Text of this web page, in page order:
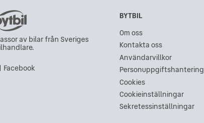
av bilar från Sveriges
Facebook
BYTBIL
Om oss
Kontakta oss
Användarvillkor
Personuppgiftshantering
Cookies
Cookieinställningar
Sekretessinställningar